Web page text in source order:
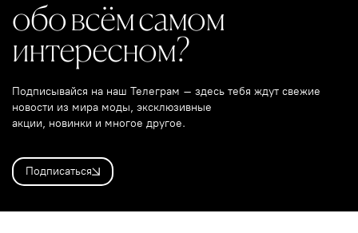
обо всём самом
интересном?
Подписывайся на наш Телеграм – здесь тебя ждут свежие
новости из мира моды, эксклюзивные
акции, новинки и многое другое.
Подписаться